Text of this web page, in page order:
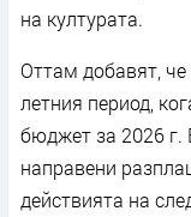
на културата.
Оттам добавят,
летния период,
бюджет за 2026 г.
направени
действията на